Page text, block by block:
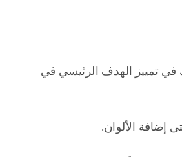
في تمييز الهدف الرئيسي في
إضافة الألوان.